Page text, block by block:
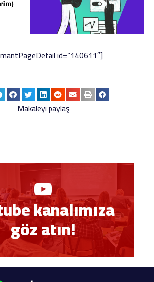
id=”140611″]
Makaleyi paylaş
kanalımıza
göz atın!